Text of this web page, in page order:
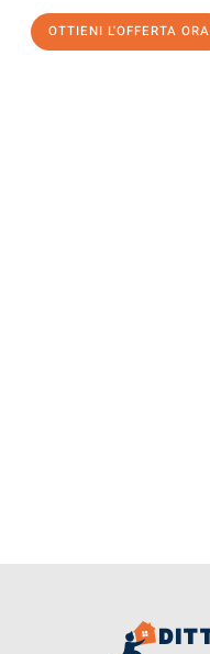
OTTIENI L'OFFERTA ORA